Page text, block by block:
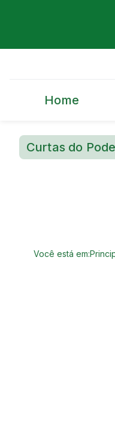
Home
Curtas do
Você está em: